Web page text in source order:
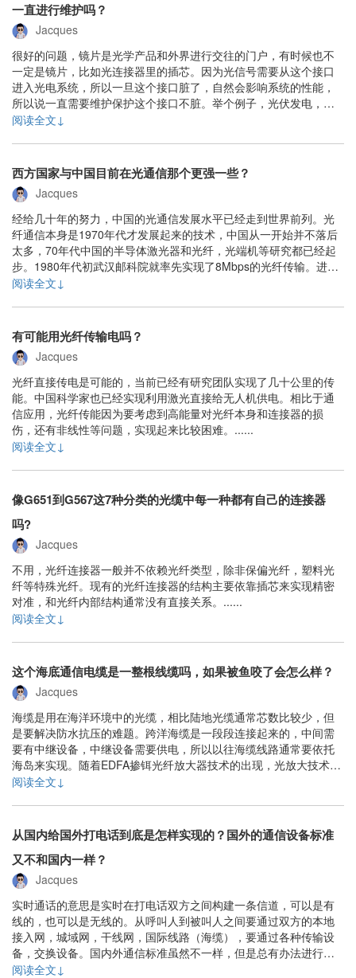
一直进行维护吗？
Jacques
很好的问题，镜片是光学产品和外界进行交往的门户，有时候也不
一定是镜片，比如光连接器里的插芯。因为光信号需要从这个接口
进入光电系统，所以一旦这个接口脏了，自然会影响系统的性能，
所以说一直需要维护保护这个接口不脏。举个例子，光伏发电，不
算光学仪器，也是光电产品，其发电的光伏板也是要维持干净的。
阅读全文↓
西方国家与中国目前在光通信那个更强一些？
Jacques
经给几十年的努力，中国的光通信发展水平已经走到世界前列。光
纤通信本身是1970年代才发展起来的技术，中国从一开始并不落后
太多，70年代中国的半导体激光器和光纤，光端机等研究都已经起
步。1980年代初武汉邮科院就率先实现了8Mbps的光纤传输。进入
到90年代之后，随着巨大中华的崛起和八纵八横的建设，无论SDH
阅读全文↓
有可能用光纤传输电吗？
Jacques
光纤直接传电是可能的，当前已经有研究团队实现了几十公里的传
能。中国科学家也已经实现利用激光直接给无人机供电。相比于通
信应用，光纤传能因为要考虑到高能量对光纤本身和连接器的损
伤，还有非线性等问题，实现起来比较困难。......
阅读全文↓
像G651到G567这7种分类的光缆中每一种都有自己的连接器
吗?
Jacques
不用，光纤连接器一般并不依赖光纤类型，除非保偏光纤，塑料光
纤等特殊光纤。现有的光纤连接器的结构主要依靠插芯来实现精密
对准，和光纤内部结构通常没有直接关系。......
阅读全文↓
这个海底通信电缆是一整根线缆吗，如果被鱼咬了会怎么样？
Jacques
海缆是用在海洋环境中的光缆，相比陆地光缆通常芯数比较少，但
是要解决防水抗压的难题。跨洋海缆是一段段连接起来的，中间需
要有中继设备，中继设备需要供电，所以以往海缆线路通常要依托
海岛来实现。随着EDFA掺铒光纤放大器技术的出现，光放大技术的
引入让无中继传输距离得以延长，放松了海缆系统设计的一些难
阅读全文↓
从国内给国外打电话到底是怎样实现的？国外的通信设备标准
又不和国内一样？
Jacques
实时通话的意思是实时在打电话双方之间构建一条信道，可以是有
线的，也可以是无线的。从呼叫人到被叫人之间要通过双方的本地
接入网，城域网，干线网，国际线路（海缆），要通过各种传输设
备，交换设备。国内外通信标准虽然不一样，但是总有办法进行对
接，在某个节点把相应的信号转换成对方标准接收的就行。虽然说
阅读全文↓